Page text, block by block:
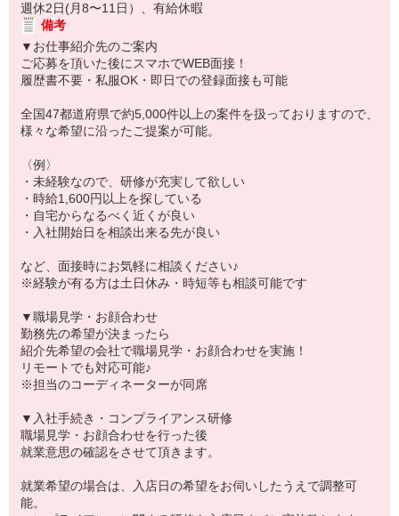
週休2日(月8〜11日）、有給休暇
備考
▼お仕事紹介先のご案内
ご応募を頂いた後にスマホでWEB面接！
履歴書不要・私服OK・即日での登録面接も可能
全国47都道府県で約5,000件以上の案件を扱っておりますので、
様々な希望に沿ったご提案が可能。
〈例〉
・未経験なので、研修が充実して欲しい
・時給1,600円以上を探している
・自宅からなるべく近くが良い
・入社開始日を相談出来る先が良い
など、面接時にお気軽に相談ください♪
※経験が有る方は土日休み・時短等も相談可能です
▼職場見学・お顔合わせ
勤務先の希望が決まったら
紹介先希望の会社で職場見学・お顔合わせを実施！
リモートでも対応可能♪
※担当のコーディネーターが同席
▼入社手続き・コンプライアンス研修
職場見学・お顔合わせを行った後
就業意思の確認をさせて頂きます。
就業希望の場合は、入店日の希望をお伺いしたうえで調整可
能。